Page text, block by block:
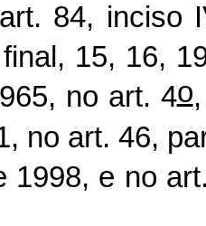
84, inciso
15, 16,
no art. 4o
no art. 46,
1998, e no